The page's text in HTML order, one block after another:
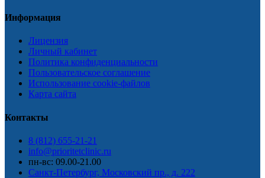
Информация
Лицензия
Личный кабинет
Политика конфиденциальности
Пользовательское соглашение
Использование cookie-файлов
Карта сайта
Контакты
8 (812) 655-21-21
info@prioritetclinic.ru
пн-вс: 09.00-21.00
Санкт-Петербург, Московский пр., д. 222